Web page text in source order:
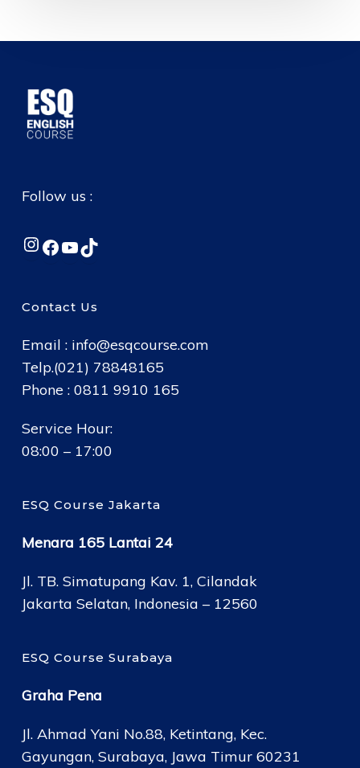
Follow us :
Instagram
Facebook
YouTube
TikTok
Contact Us
Email : info@esqcourse.com
Telp.(021) 78848165
Phone : 0811 9910 165
Service Hour:
08:00 – 17:00
ESQ Course Jakarta
Menara 165 Lantai 24
Jl. TB. Simatupang Kav. 1, Cilandak
Jakarta Selatan, Indonesia – 12560
ESQ Course Surabaya
Graha Pena
Jl. Ahmad Yani No.88, Ketintang, Kec.
Gayungan, Surabaya, Jawa Timur 60231